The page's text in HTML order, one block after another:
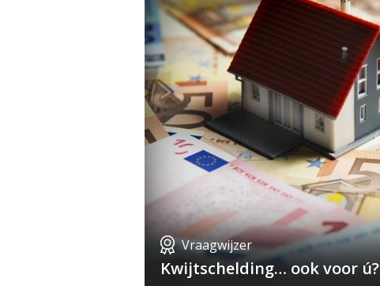
Vraagwijzer
Kwijtschelding… ook voor ú?